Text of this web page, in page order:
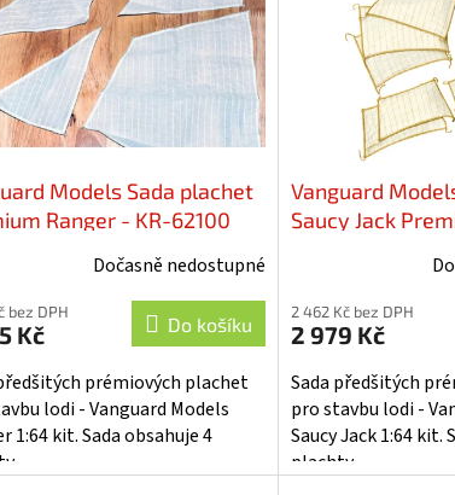
Models Sada plachet
Ranger - KR-62100
Dočasně nedostupné
bez DPH
Kč Do košíku
prémiových plachet
lodi - Vanguard Models
1:64 kit. Sada obsahuje 4
Vanguard
Saucy Jack
2 462 Kč bez DPH
2 979 Kč
Sada předšitých
pro stavbu lodi -
Saucy Jack 1:64 kit.
plachty.